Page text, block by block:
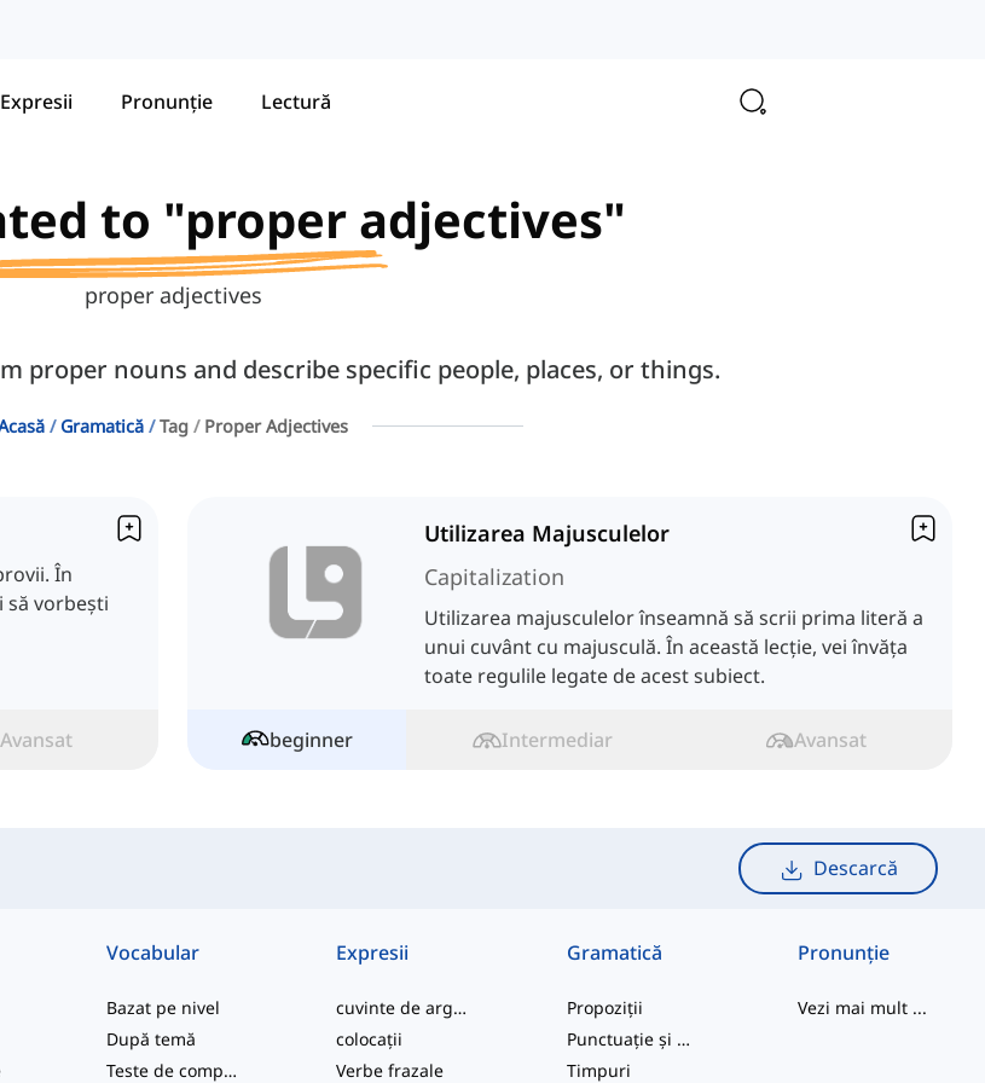
Expresii Pronunție Lectură
to "proper adjectives"
proper adjectives
proper nouns and describe specific people, places, or things.
Gramatică Tag Proper Adjectives
În
să vorbești
Avansat
Utilizarea Majusculelor
Capitalization
Utilizarea majusculelor înseamnă să scrii prima literă a
unui cuvânt cu majusculă. În această lecție, vei învăța
toate regulile legate de acest subiect.
beginner Intermediar Avansat
Descarcă
Vocabular
Bazat pe nivel
După temă
Teste de competență
Expresii
cuvinte de argou
colocații
Verbe frazale
Gramatică
Propoziții
Punctuație și Ortografie
Timpuri
Pronunție
Vezi mai mult ...